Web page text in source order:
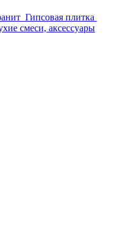
Гипсовая плитка
смеси, аксессуары